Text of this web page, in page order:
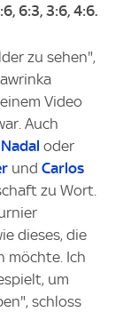
6:3, 3:6, 4:6.
zu sehen",
Video
Auch
oder
und Carlos
zu Wort.
dieses, die
möchte. Ich
um
schloss